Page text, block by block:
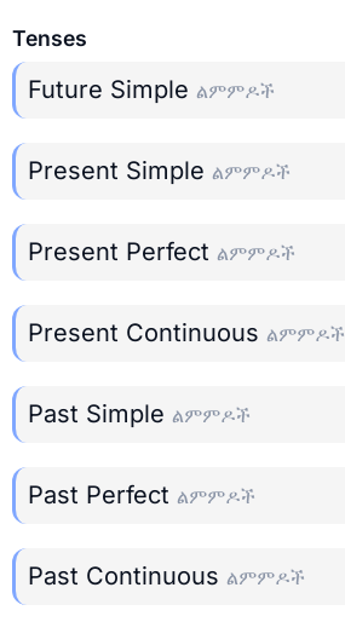
Tenses
Future Simple ልምምዶች
Present Simple ልምምዶች
Present Perfect ልምምዶች
Present Continuous ልምምዶች
Past Simple ልምምዶች
Past Perfect ልምምዶች
Past Continuous ልምምዶች